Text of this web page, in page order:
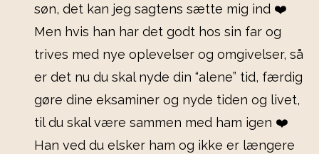
søn, det kan jeg sagtens sætte mig ind ❤️
Men hvis han har det godt hos sin far og
trives med nye oplevelser og omgivelser, så
er det nu du skal nyde din “alene” tid, færdig
gøre dine eksaminer og nyde tiden og livet,
til du skal være sammen med ham igen ❤️
Han ved du elsker ham og ikke er længere